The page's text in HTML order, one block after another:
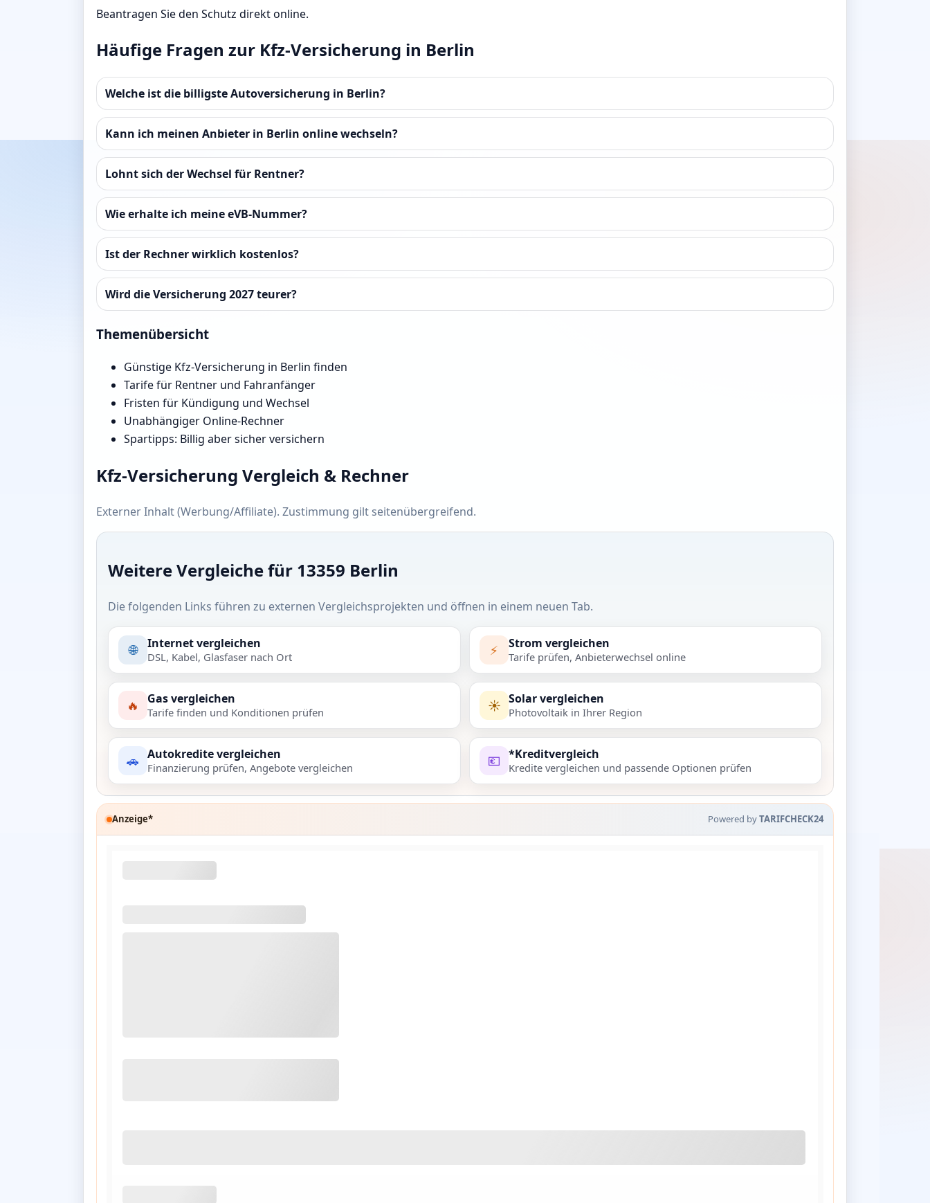
Beantragen Sie den Schutz direkt online.
Häufige Fragen zur Kfz-Versicherung in Berlin
Welche ist die billigste Autoversicherung in Berlin?
Kann ich meinen Anbieter in Berlin online wechseln?
Lohnt sich der Wechsel für Rentner?
Wie erhalte ich meine eVB-Nummer?
Ist der Rechner wirklich kostenlos?
Wird die Versicherung 2027 teurer?
Themenübersicht
Günstige Kfz-Versicherung in Berlin finden
Tarife für Rentner und Fahranfänger
Fristen für Kündigung und Wechsel
Unabhängiger Online-Rechner
Spartipps: Billig aber sicher versichern
Kfz-Versicherung Vergleich & Rechner
Externer Inhalt (Werbung/Affiliate). Zustimmung gilt seitenübergreifend.
Weitere Vergleiche für 13359 Berlin
Die folgenden Links führen zu externen Vergleichsprojekten und öffnen in einem neuen Tab.
🌐 Internet vergleichen
DSL, Kabel, Glasfaser nach Ort ⚡ Strom vergleichen
Tarife prüfen, Anbieterwechsel online
🔥 Gas vergleichen
Tarife finden und Konditionen prüfen ☀️ Solar vergleichen
Photovoltaik in Ihrer Region
🚗 Autokredite vergleichen
Finanzierung prüfen, Angebote vergleichen 💶 *Kreditvergleich
Kredite vergleichen und passende Optionen prüfen
Anzeige* Powered byTARIFCHECK24